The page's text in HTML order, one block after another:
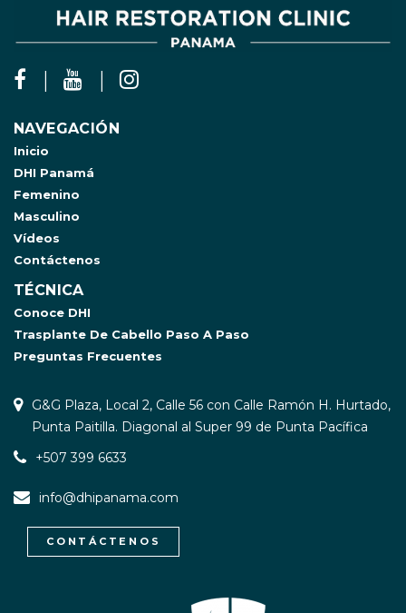
NAVEGACIÓN
Inicio
DHI Panamá
Femenino
Masculino
Vídeos
Contáctenos
TÉCNICA
Conoce DHI
Trasplante De Cabello Paso A Paso
Preguntas Frecuentes
G&G Plaza, Local 2, Calle 56 con Calle Ramón H. Hurtado,
Punta Paitilla. Diagonal al Super 99 de Punta Pacífica
+507 399 6633
info@dhipanama.com
CONTÁCTENOS